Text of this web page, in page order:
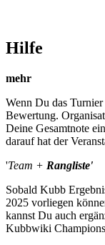
Hilfe
mehr
Wenn Du das
Bewertung.
Deine Gesamtnote
darauf hat der
'Team + Rangliste'
Sobald Kubb
2025 vorliegen
kannst Du auch
Kubbwiki